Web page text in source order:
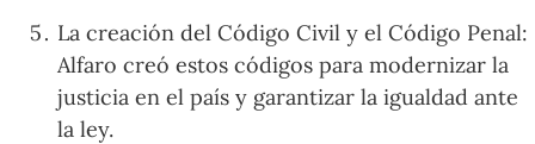
La creación del Código Civil y el Código Penal:
Alfaro creó estos códigos para modernizar la
justicia en el país y garantizar la igualdad ante
la ley.